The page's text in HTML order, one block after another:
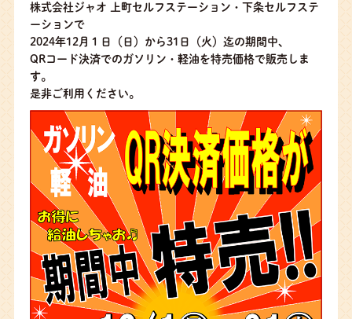
株式会社ジャオ 上町セルフステーション・下条セルフステ
ーションで
2024年12月１日（日）から31日（火）迄の期間中、
QRコード決済でのガソリン・軽油を特売価格で販売しま
す。
是非ご利用ください。